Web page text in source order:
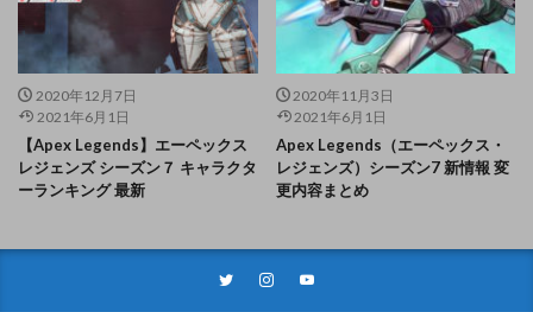
2020年12月7日
2021年6月1日
【Apex Legends】エーペックス
レジェンズ シーズン７ キャラクタ
ーランキング 最新
2020年11月3日
2021年6月1日
Apex Legends（エーペックス・
レジェンズ）シーズン7 新情報 変
更内容まとめ